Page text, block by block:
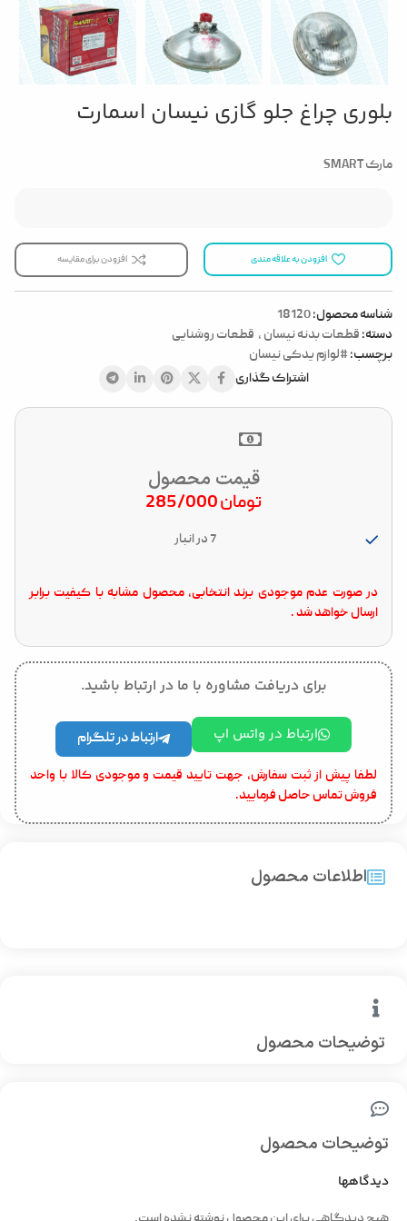
بلوری چراغ جلو گازی نیسان اسمارت
مارک SMART
افزودن به علاقه مندی افزودن برای مقایسه
شناسه محصول:18120
دسته: قطعات بدنه نیسان , قطعات روشنایی
برچسب:#لوازم یدکی نیسان
اشتراک گذاری
قیمت محصول
تومان
7 در انبار
در صورت عدم موجودی برند انتخابی، محصول مشابه با کیفیت برابر
ارسال خواهد شد .
برای دریافت مشاوره با ما در ارتباط باشید.
ارتباط در واتس اپ ارتباط در تلگرام
لطفا پیش از ثبت سفارش، جهت تایید قیمت و موجودی کالا با واحد
فروش تماس حاصل فرمایید.
توضیحات محصول
اطلاعات محصول
توضیحات محصول
دیدگاهها